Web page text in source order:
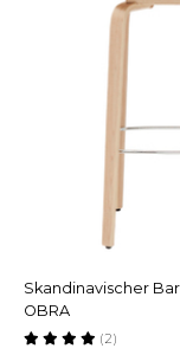
Skandinavischer
OBRA
(2)